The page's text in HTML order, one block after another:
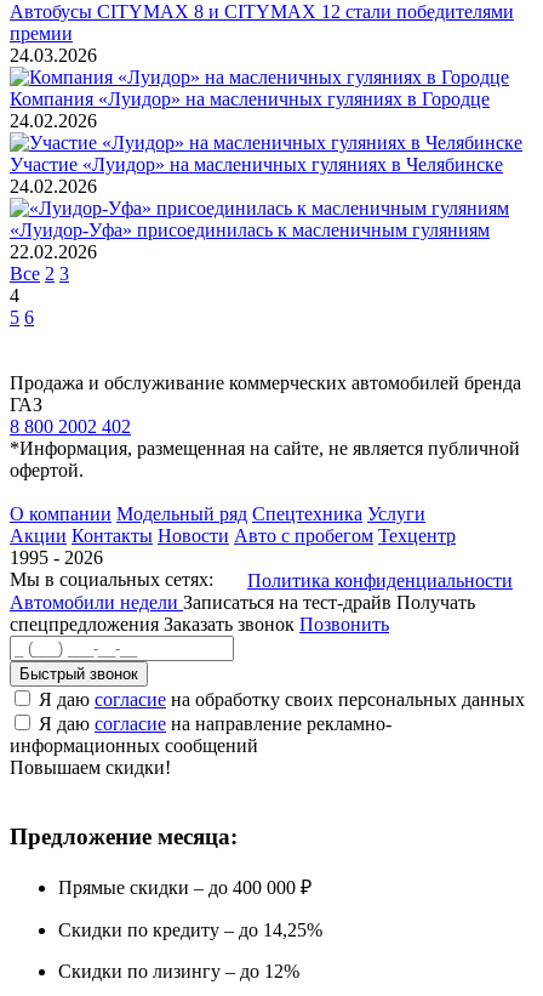
Автобусы CITYMAX 8 и CITYMAX 12 стали победителями
премии
24.03.2026
Компания «Луидор» на масленичных гуляниях в Городце
24.02.2026
Участие «Луидор» на масленичных гуляниях в Челябинске
24.02.2026
«Луидор-Уфа» присоединилась к масленичным гуляниям
22.02.2026
Все 2 3
4
5 6
Продажа и обслуживание коммерческих автомобилей бренда
ГАЗ
8 800 2002 402
*Информация, размещенная на сайте, не является публичной
офертой.
О компании Модельный ряд Спецтехника Услуги
Акции Контакты Новости Авто с пробегом Техцентр
1995 - 2026
Мы в социальных сетях:
Политика конфиденциальности
Автомобили недели Записаться на тест-драйв Получать
спецпредложения Заказать звонок Позвонить
Быстрый звонок
Я даю согласие на обработку своих персональных данных
Я даю согласие на направление рекламно-
информационных сообщений
Повышаем скидки!
Предложение месяца:
Прямые скидки – до 400 000 ₽
Скидки по кредиту – до 14,25%
Скидки по лизингу – до 12%